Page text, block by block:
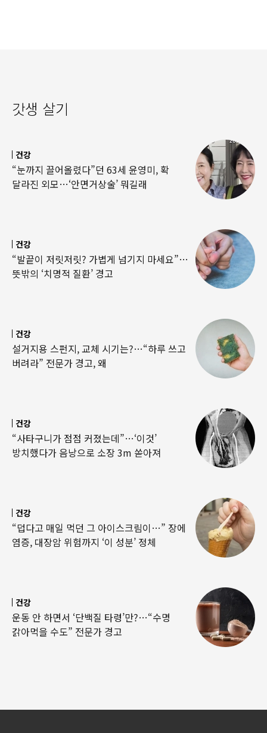
갓생 살기
건강
“눈까지 끌어올렸다”던 63세 윤영미, 확
달라진 외모…‘안면거상술’ 뭐길래
건강
“발끝이 저릿저릿? 가볍게 넘기지 마세요”…
뜻밖의 ‘치명적 질환’ 경고
건강
설거지용 스펀지, 교체 시기는?…“하루 쓰고
버려라” 전문가 경고, 왜
건강
“사타구니가 점점 커졌는데”…‘이것’
방치했다가 음낭으로 소장 3m 쏟아져
건강
“덥다고 매일 먹던 그 아이스크림이…” 장에
염증, 대장암 위험까지 ‘이 성분’ 정체
건강
운동 안 하면서 ‘단백질 타령’만?…“수명
갉아먹을 수도” 전문가 경고